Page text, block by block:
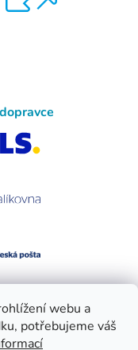
webu a
potřebujeme váš